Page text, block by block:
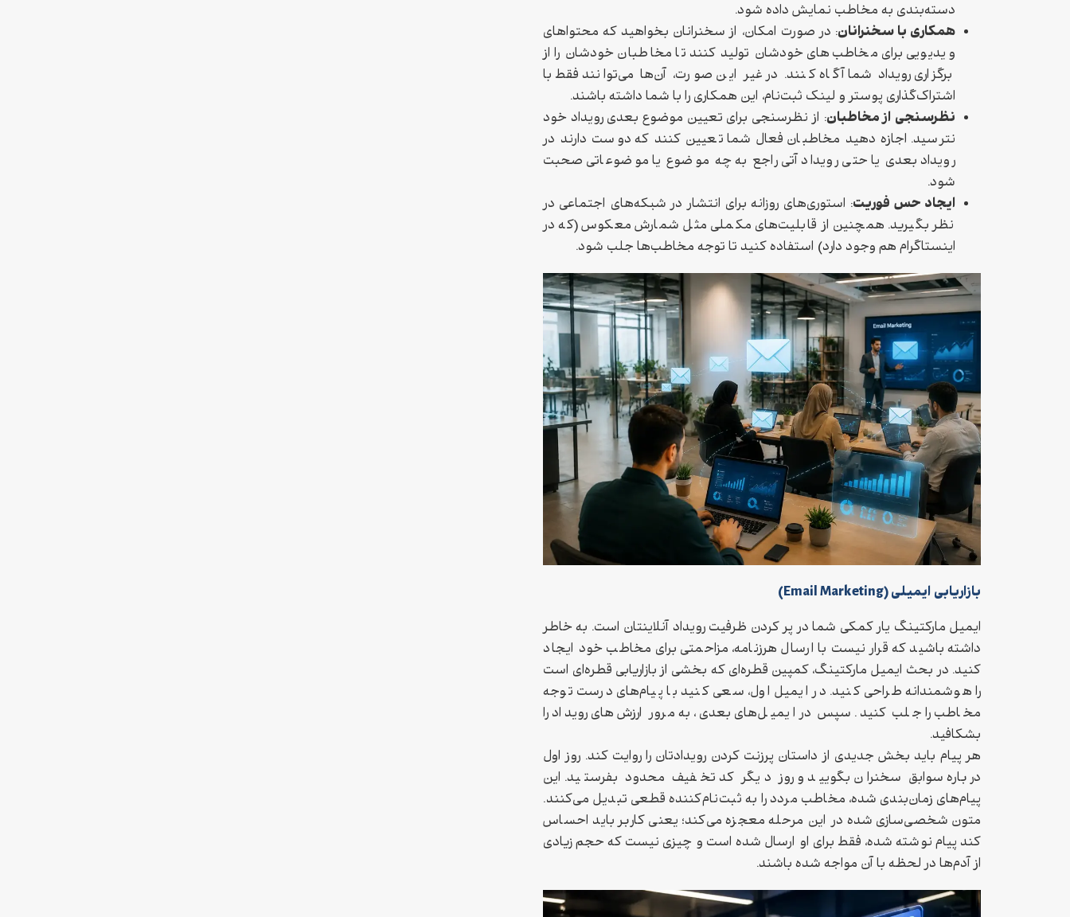
دسته‌بندی به مخاطب نمایش داده شود.
همکاری با سخنرانان: در صورت امکان، از سخنرانان بخواهید که محتواهای
ویدیویی برای مخاطب‌های خودشان تولید کنند تا مخاطبان خودشان را از
برگزاری رویداد شما آگاه کنند. در غیر این صورت، آن‌ها می‌توانند فقط با
اشتراک‌گذاری پوستر و لینک ثبت‌نام، این همکاری را با شما داشته باشند.
نظرسنجی از مخاطبان: از نظرسنجی برای تعیین موضوع بعدی رویداد خود
نترسید. اجازه دهید مخاطبان فعال شما تعیین کنند که دوست دارند در
رویداد بعدی یا حتی رویداد آتی راجع به چه موضوع یا موضوعاتی صحبت
شود.
ایجاد حس فوریت: استوری‌های روزانه برای انتشار در شبکه‌های اجتماعی در
نظر بگیرید. همچنین از قابلیت‌های مکملی مثل شمارش معکوس (که در
اینستاگرام هم وجود دارد) استفاده کنید تا توجه مخاطب‌ها جلب شود.
بازاریابی ایمیلی (Email Marketing)
ایمیل مارکتینگ یار کمکی شما در پر کردن ظرفیت رویداد آنلاینتان است. به خاطر
داشته باشید که قرار نیست با ارسال هرزنامه، مزاحمتی برای مخاطب خود ایجاد
کنید. در بحث ایمیل مارکتینگ، کمپین قطره‌ای که بخشی از بازاریابی قطره‌ای است
را هوشمندانه طراحی کنید. در ایمیل اول، سعی کنید با پیام‌های درست توجه
مخاطب را جلب کنید. سپس در ایمیل‌های بعدی، به مرور ارزش‌های رویداد را
بشکافید.
هر پیام باید بخش جدیدی از داستان پرزنت کردن رویدادتان را روایت کند. روز اول
درباره سوابق سخنران بگویید و روز دیگر کد تخفیف محدود بفرستید. این
پیام‌های زمان‌بندی‌ شده، مخاطب مردد را به ثبت‌نام‌کننده قطعی تبدیل می‌کنند.
متون شخصی‌سازی شده در این مرحله معجزه می‌کند؛ یعنی کاربر باید احساس
کند پیام نوشته شده، فقط برای او ارسال شده است و چیزی نیست که حجم زیادی
از آدم‌ها در لحظه با آن مواجه شده باشند.